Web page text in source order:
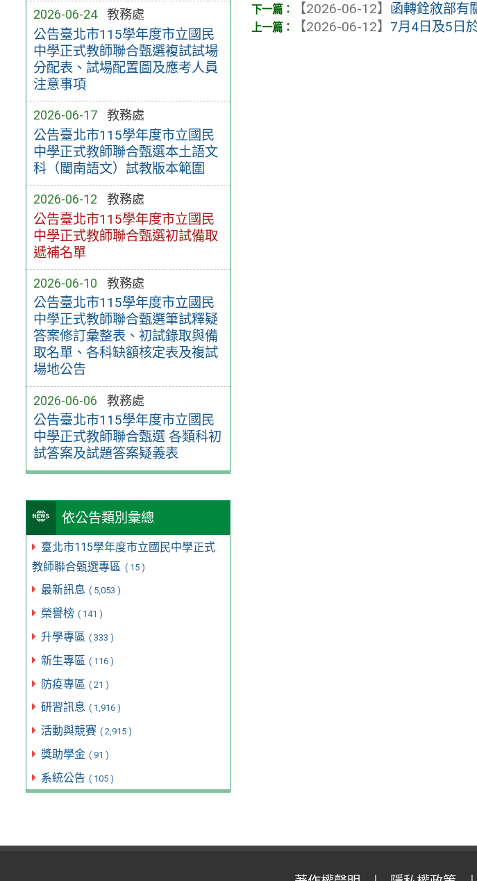
2026-06-24 教務處
公告臺北市115學年度市立國民
中學正式教師聯合甄選複試試場
分配表、試場配置圖及應考人員
注意事項
2026-06-17 教務處
公告臺北市115學年度市立國民
中學正式教師聯合甄選本土語文
科（閩南語文）試教版本範圍
2026-06-12 教務處
公告臺北市115學年度市立國民
中學正式教師聯合甄選初試備取
遞補名單
2026-06-10 教務處
公告臺北市115學年度市立國民
中學正式教師聯合甄選筆試釋疑
答案修訂彙整表、初試錄取與備
取名單、各科缺額核定表及複試
場地公告
2026-06-06 教務處
公告臺北市115學年度市立國民
中學正式教師聯合甄選 各類科初
試答案及試題答案疑義表
依公告類別彙總
臺北市115學年度市立國民中學正式
教師聯合甄選專區 ( 15 )
最新訊息 ( 5,053 )
榮譽榜 ( 141 )
升學專區 ( 333 )
新生專區 ( 116 )
防疫專區 ( 21 )
研習訊息 ( 1,916 )
活動與競賽 ( 2,915 )
獎助學金 ( 91 )
系統公告 ( 105 )
【2026-06-12】 函轉銓敘部有
【2026-06-12】 7月4日及5日